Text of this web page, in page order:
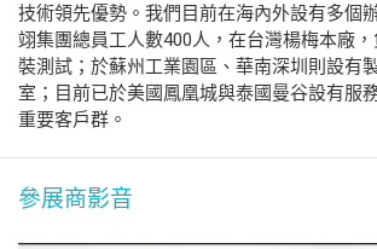
技術領先優勢。我們目前在海內外設有多個
翊集團總員工人數400人，在台灣楊梅本廠
裝測試；於蘇州工業園區、華南深圳則設有
室；目前已於美國鳳凰城與泰國曼谷設有服
重要客戶群。
參展商影音